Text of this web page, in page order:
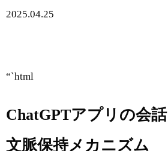
2025.04.25
“`html
ChatGPTアプリの会話
文脈保持メカニズム